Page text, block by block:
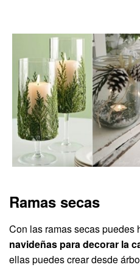
Ramas secas
Con las ramas secas puedes
navideñas para decorar la
ellas puedes crear desde